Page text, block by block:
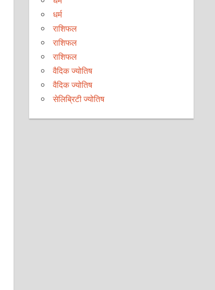
धर्म
राशिफल
राशिफल
राशिफल
वैदिक ज्योतिष
वैदिक ज्योतिष
सेलिब्रिटी ज्योतिष